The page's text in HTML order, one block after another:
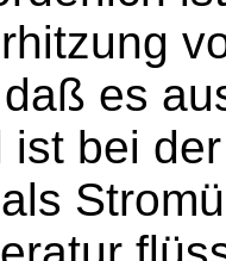
es
ist bei